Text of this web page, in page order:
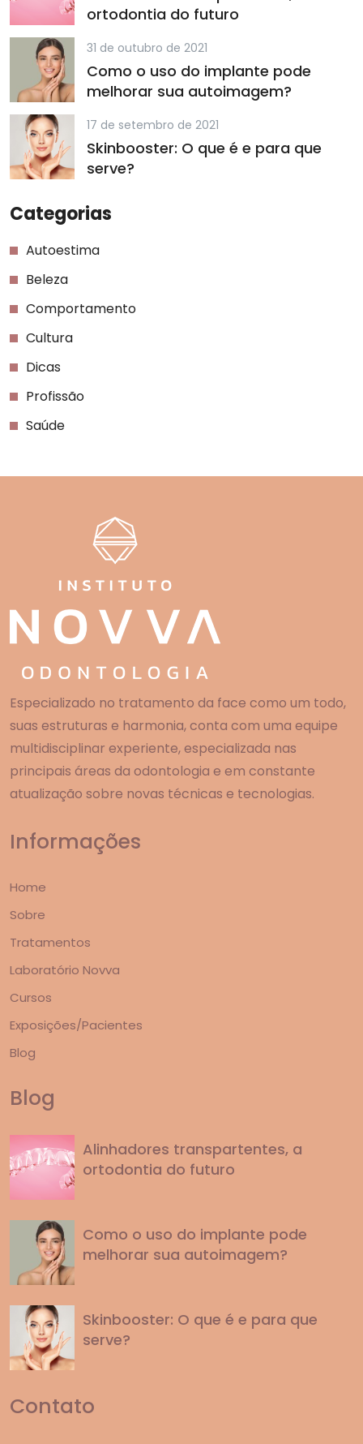
ortodontia do futuro
31 de outubro de 2021
Como o uso do implante pode
melhorar sua autoimagem?
17 de setembro de 2021
Skinbooster: O que é e para que
serve?
Categorias
Autoestima
Beleza
Comportamento
Cultura
Dicas
Profissão
Saúde
Especializado no tratamento da face como um todo,
suas estruturas e harmonia, conta com uma equipe
multidisciplinar experiente, especializada nas
principais áreas da odontologia e em constante
atualização sobre novas técnicas e tecnologias.
Informações
Home
Sobre
Tratamentos
Laboratório Novva
Cursos
Exposições/Pacientes
Blog
Blog
Alinhadores transpartentes, a
ortodontia do futuro
Como o uso do implante pode
melhorar sua autoimagem?
Skinbooster: O que é e para que
serve?
Contato